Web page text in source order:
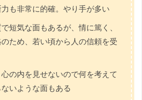
も非常に的確。やり手が多い
短気な面もあるが、情に篤く、
ため、若い頃から人の信頼を受
心の内を見せないので何を考えて
いような面もある